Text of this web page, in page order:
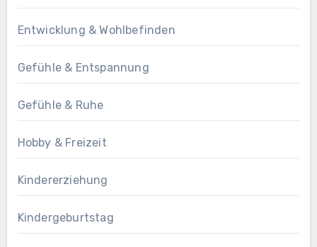
Entwicklung & Wohlbefinden
Gefühle & Entspannung
Gefühle & Ruhe
Hobby & Freizeit
Kindererziehung
Kindergeburtstag